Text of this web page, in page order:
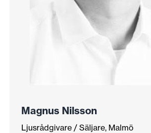
Magnus Nilsson
Ljusrådgivare / Säljare, Malmö